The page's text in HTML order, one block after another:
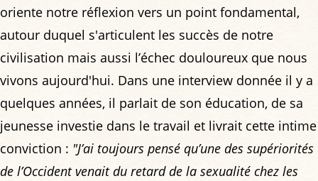
oriente notre réflexion vers un point fondamental,
autour duquel s'articulent les succès de notre
civilisation mais aussi l’échec douloureux que nous
vivons aujourd'hui. Dans une interview donnée il y a
quelques années, il parlait de son éducation, de sa
jeunesse investie dans le travail et livrait cette intime
conviction : "J’ai toujours pensé qu’une des supériorités
de l’Occident venait du retard de la sexualité chez les